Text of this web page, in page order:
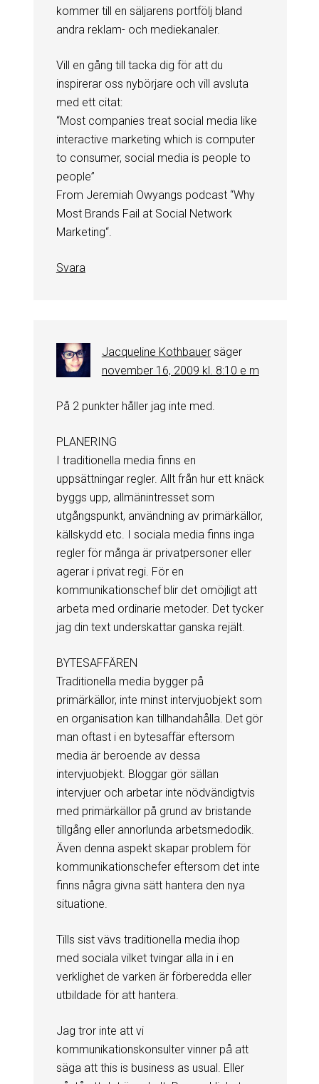
kommer till en säljarens portfölj bland
andra reklam- och mediekanaler.
Vill en gång till tacka dig för att du
inspirerar oss nybörjare och vill avsluta
med ett citat:
“Most companies treat social media like
interactive marketing which is computer
to consumer, social media is people to
people”
From Jeremiah Owyangs podcast “Why
Most Brands Fail at Social Network
Marketing“.
Svara
Jacqueline Kothbauer säger
november 16, 2009 kl. 8:10 e m
På 2 punkter håller jag inte med.
PLANERING
I traditionella media finns en
uppsättningar regler. Allt från hur ett knäck
byggs upp, allmänintresset som
utgångspunkt, användning av primärkällor,
källskydd etc. I sociala media finns inga
regler för många är privatpersoner eller
agerar i privat regi. För en
kommunikationschef blir det omöjligt att
arbeta med ordinarie metoder. Det tycker
jag din text underskattar ganska rejält.
BYTESAFFÄREN
Traditionella media bygger på
primärkällor, inte minst intervjuobjekt som
en organisation kan tillhandahålla. Det gör
man oftast i en bytesaffär eftersom
media är beroende av dessa
intervjuobjekt. Bloggar gör sällan
intervjuer och arbetar inte nödvändigtvis
med primärkällor på grund av bristande
tillgång eller annorlunda arbetsmedodik.
Även denna aspekt skapar problem för
kommunikationschefer eftersom det inte
finns några givna sätt hantera den nya
situatione.
Tills sist vävs traditionella media ihop
med sociala vilket tvingar alla in i en
verklighet de varken är förberedda eller
utbildade för att hantera.
Jag tror inte att vi
kommunikationskonsulter vinner på att
säga att this is business as usual. Eller